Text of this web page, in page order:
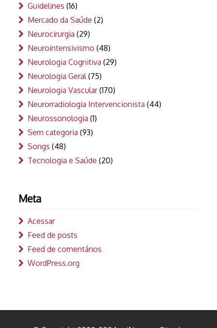
Guidelines (16)
Mercado da Saúde (2)
Neurocirurgia (29)
Neurointensivismo (48)
Neurologia Cognitiva (29)
Neurologia Geral (75)
Neurologia Vascular(170)
Neurorradiologia Intervencionista (44)
Neurossonologia (1)
Sem categoria (93)
Songs (48)
Tecnologia e Saúde (20)
Meta
Acessar
Feed de posts
Feed de comentários
WordPress.org